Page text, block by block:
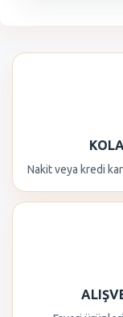
Nakit veya kredi